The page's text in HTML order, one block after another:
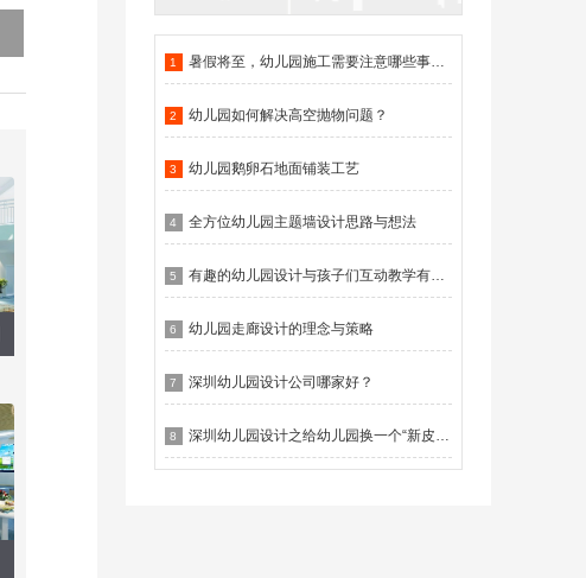
1 暑假将至，幼儿园施工需要注意哪些事项？
2 幼儿园如何解决高空抛物问题？
3 幼儿园鹅卵石地面铺装工艺
4 全方位幼儿园主题墙设计思路与想法
5 有趣的幼儿园设计与孩子们互动教学有什么作用？
6 幼儿园走廊设计的理念与策略
7 深圳幼儿园设计公司哪家好？
8 深圳幼儿园设计之给幼儿园换一个“新皮肤”